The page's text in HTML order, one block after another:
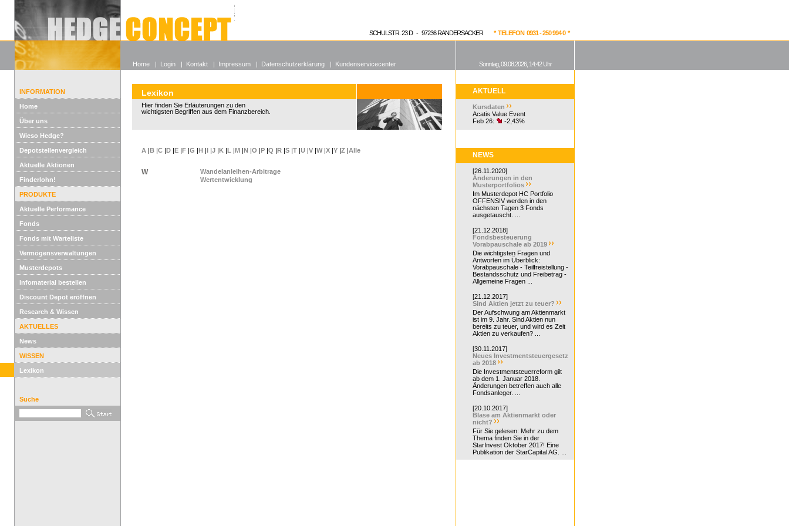
Alle offenen Fonds
Wieso Hedgefonds?
SCHULSTR. 23 D - 97236 RANDERSACKER * TELEFON 0931 - 250 994 0 *
INFORMATION
Home
Über uns
Wieso Hedge?
Depotstellenvergleich
Aktuelle Aktionen
Finderlohn!
PRODUKTE
Aktuelle Performance
Fonds
Fonds mit Warteliste
Vermögensverwaltungen
Musterdepots
Infomaterial bestellen
Discount Depot eröffnen
Research & Wissen
AKTUELLES
News
WISSEN
Lexikon
Suche
Lexikon
Hier finden Sie Erläuterungen zu den
wichtigsten Begriffen aus dem Finanzbereich.
A |B |C |D |E |F |G |H |I |J |K |L |M |N |O |P |Q |R |S |T |U |V |W |X |Y |Z |Alle
W
Wandelanleihen-Arbitrage
Wertentwicklung
AKTUELL
Kursdaten
Acatis Value Event
Feb 26:
-2,43%
NEWS
[26.11.2020]
Änderungen in den
Musterportfolios
Im Musterdepot HC Portfolio
OFFENSIV werden in den
nächsten Tagen 3 Fonds
ausgetauscht. ...
[21.12.2018]
Fondsbesteuerung
Vorabpauschale ab 2019
Die wichtigsten Fragen und
Antworten im Überblick:
Vorabpauschale - Teilfreistellung -
Bestandsschutz und Freibetrag -
Allgemeine Fragen ...
[21.12.2017]
Sind Aktien jetzt zu teuer?
Der Aufschwung am Aktienmarkt
ist im 9. Jahr. Sind Aktien nun
bereits zu teuer, und wird es Zeit
Aktien zu verkaufen? ...
[30.11.2017]
Neues Investmentsteuergesetz
ab 2018
Die Investmentsteuerreform gilt
ab dem 1. Januar 2018.
Änderungen betreffen auch alle
Fondsanleger. ...
[20.10.2017]
Blase am Aktienmarkt oder
nicht?
Für Sie gelesen: Mehr zu dem
Thema finden Sie in der
StarInvest Oktober 2017! Eine
Publikation der StarCapital AG. ...
Home | Login | Kontakt | Impressum | Datenschutzerklärung | Kundenservicecenter Sonntag, 09.08.2026, 14:42 Uhr